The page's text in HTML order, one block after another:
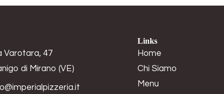
Varotara, 47
di Mirano (VE)
Links
Home
Chi Siamo
Menu